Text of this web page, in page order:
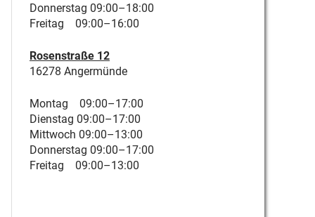
Donnerstag 09:00–18:00
Freitag 09:00–16:00
Rosenstraße 12
16278 Angermünde
Montag 09:00–17:00
Dienstag 09:00–17:00
Mittwoch 09:00–13:00
Donnerstag 09:00–17:00
Freitag 09:00–13:00